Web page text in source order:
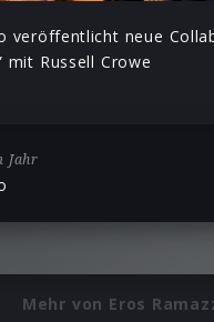
veröffentlicht neue
mit Russell Crowe
Jahr
Mehr von Eros